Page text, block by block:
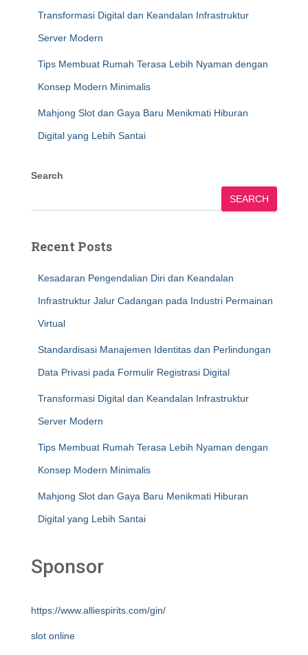
Transformasi Digital dan Keandalan Infrastruktur
Server Modern
Tips Membuat Rumah Terasa Lebih Nyaman dengan
Konsep Modern Minimalis
Mahjong Slot dan Gaya Baru Menikmati Hiburan
Digital yang Lebih Santai
Search
SEARCH
Recent Posts
Kesadaran Pengendalian Diri dan Keandalan
Infrastruktur Jalur Cadangan pada Industri Permainan
Virtual
Standardisasi Manajemen Identitas dan Perlindungan
Data Privasi pada Formulir Registrasi Digital
Transformasi Digital dan Keandalan Infrastruktur
Server Modern
Tips Membuat Rumah Terasa Lebih Nyaman dengan
Konsep Modern Minimalis
Mahjong Slot dan Gaya Baru Menikmati Hiburan
Digital yang Lebih Santai
Sponsor
https://www.alliespirits.com/gin/
slot online